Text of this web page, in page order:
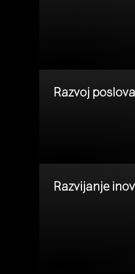
Razvoj
Razvijanje